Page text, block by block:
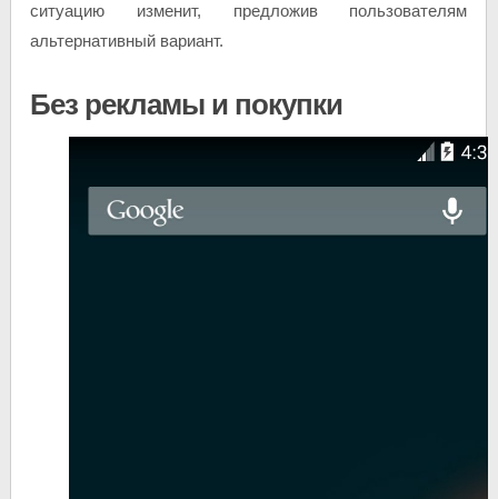
ситуацию изменит, предложив пользователям
альтернативный вариант.
Без рекламы и покупки